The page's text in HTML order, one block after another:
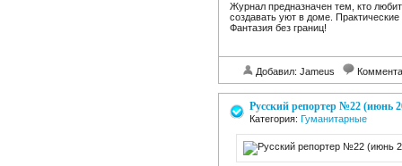
Журнал предназначен тем, кто
создавать уют в доме.
Фантазия без границ!
Добавил: Jameus
Русский репортер №22 (июнь
Категория: Гуманитарные